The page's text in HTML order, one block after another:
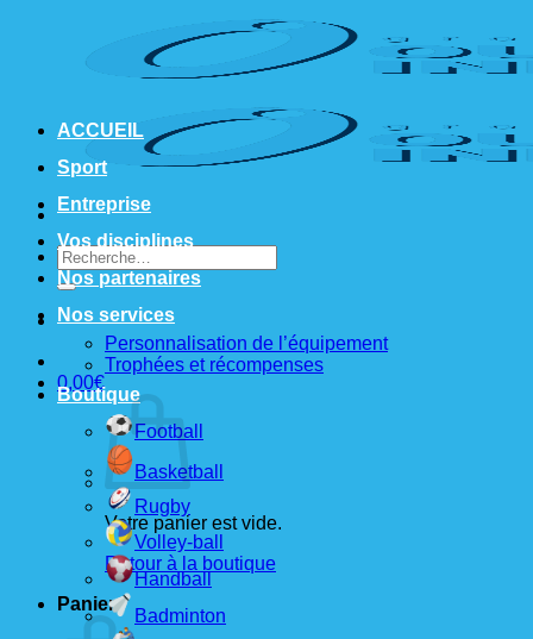
Recherche
pour :
0,00€
Votre panier est vide.
Retour à la boutique
Panier
ACCUEIL
Sport
Entreprise
Vos disciplines
Nos partenaires
Nos services
Personnalisation de l’équipement
Trophées et récompenses
Boutique
Football
Basketball
Rugby
Volley-ball
Handball
Badminton